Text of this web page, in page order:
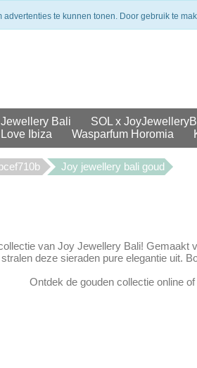
Veilig betalen
Bali SOL x
Love Ibiza Wasparfum Horomia
Joy jewellery bali goud
van Joy Jewellery Bali!
deze sieraden pure elegantie uit.
Ontdek de gouden collectie online
te kunnen tonen. Door gebruik te